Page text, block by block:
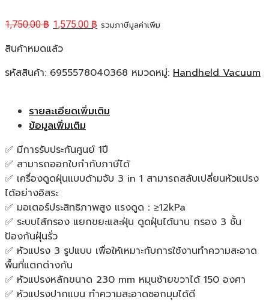
1,750.00฿ 1,575.00 ฿ รวมภาษีมูลค่าเพิ่ม
สินค้าหมดแล้ว
รหัสสินค้า: 6955578040368 หมวดหมู่: Handheld Vacuum
รายละเอียดเพิ่มเติม
ข้อมูลเพิ่มเติม
✅ มีการรับประกันศูนย์ 1ปี
✅ สามารถออกใบกำกับภาษีได้
✅ เครื่องดูดฝุ่นแบบด้ามจับ 3 in 1 สามารถสลับเปลี่ยนหัวแปรง
ได้อย่างอิสระ
✅ มอเตอร์ประสิทธิภาพสูง แรงดูด：≥12kPa
✅ ระบบไส้กรอง แยกขยะและฝุ่น ดูดฝุ่นได้นาน กรอง 3 ชั้น
ป้องกันฝุ่นรั่ว
✅ หัวแปรง 3 รูปแบบ เพื่อให้เหมาะกับการใช้งานทำความสะอาด
พื้นที่แตกต่างกัน
✅ หัวแปรงหลักขนาด 230 mm หมุนซ้ายขวาได้ 150 องศา
✅ หัวแปรงปากแบน ทำความสะอาดซอกมุมได้ดี